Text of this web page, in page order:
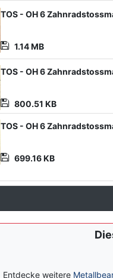
TOS - OH 6
1.14 MB
TOS - OH 6
800.51 KB
TOS - OH 6
699.16 KB
Entdecke weitere